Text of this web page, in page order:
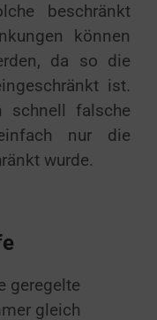
beschränkt
können
da so die
ist.
schnell falsche
nur die
wurde.
geregelte
gleich